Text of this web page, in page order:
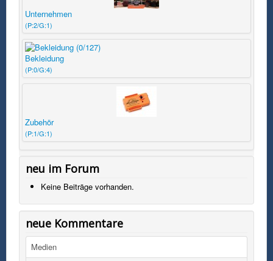
Unternehmen
(P:2/G:1)
Bekleidung
(P:0/G:4)
Zubehör
(P:1/G:1)
neu im Forum
Keine Beiträge vorhanden.
neue Kommentare
Medien